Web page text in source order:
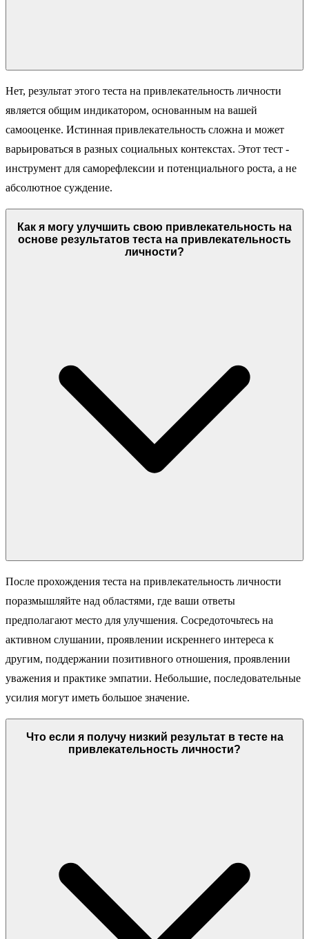
Нет, результат этого теста на привлекательность личности
является общим индикатором, основанным на вашей
самооценке. Истинная привлекательность сложна и может
варьироваться в разных социальных контекстах. Этот тест -
инструмент для саморефлексии и потенциального роста, а не
абсолютное суждение.
Как я могу улучшить свою привлекательность на
основе результатов теста на привлекательность
личности?
После прохождения теста на привлекательность личности
поразмышляйте над областями, где ваши ответы
предполагают место для улучшения. Сосредоточьтесь на
активном слушании, проявлении искреннего интереса к
другим, поддержании позитивного отношения, проявлении
уважения и практике эмпатии. Небольшие, последовательные
усилия могут иметь большое значение.
Что если я получу низкий результат в тесте на
привлекательность личности?